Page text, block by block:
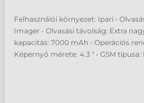
Felhasználói környezet: Ipari •
Imager • Olvasási távolság: Extra
kapacitás: 7000 mAh • Operációs
Képernyő mérete: 4.3 " • GSM típusa: